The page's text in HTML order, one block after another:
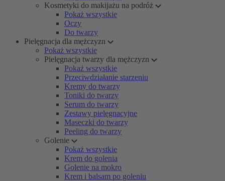
Kosmetyki do makijażu na podróż
Pokaż wszystkie
Oczy
Do twarzy
Pielęgnacja dla mężczyzn
Pokaż wszystkie
Pielęgnacja twarzy dla mężczyzn
Pokaż wszystkie
Przeciwdziałanie starzeniu
Kremy do twarzy
Toniki do twarzy
Serum do twarzy
Zestawy pielęgnacyjne
Maseczki do twarzy
Peeling do twarzy
Golenie
Pokaż wszystkie
Krem do golenia
Golenie na mokro
Krem i balsam po goleniu